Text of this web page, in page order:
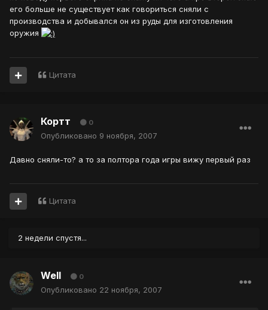
его больше не существует как говориться сняли с
производства и добывался он из руды для изготовления
оружия
Цитата
Кортт 0
Опубликовано 9 ноября, 2007
Давно сняли-то? а то за полтора года игры вижу первый раз
Цитата
2 недели спустя...
Well 0
Опубликовано 22 ноября, 2007